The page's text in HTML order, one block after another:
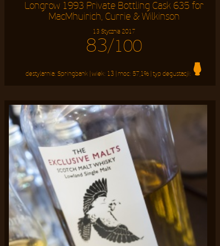
Longrow 1993 Private Bottling Cask 635 for
MacMhuirich, Currie & Wilkinson
13 Stycznia 2017
83/100
destylarnia:Springbank | wiek: 13 | moc:57,1% | typ degustacji: